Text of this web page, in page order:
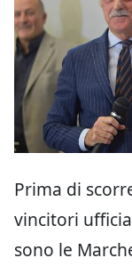
Prima di
vincitori
sono le